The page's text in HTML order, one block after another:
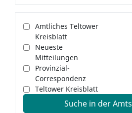
Amtliches Teltower
Kreisblatt
Neueste
Mitteilungen
Provinzial-
Correspondenz
Teltower Kreisblatt
Suche in der